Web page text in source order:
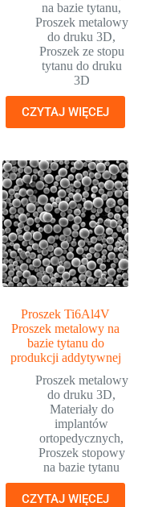
na bazie tytanu,
Proszek metalowy
do druku 3D,
Proszek ze stopu
tytanu do druku
3D
CZYTAJ WIĘCEJ
Proszek Ti6Al4V
Proszek metalowy na
bazie tytanu do
produkcji addytywnej
Proszek metalowy
do druku 3D,
Materiały do
implantów
ortopedycznych,
Proszek stopowy
na bazie tytanu
CZYTAJ WIĘCEJ